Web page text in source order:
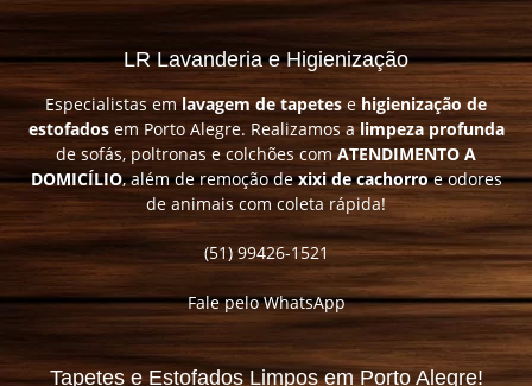
LR Lavanderia e Higienização
Especialistas emlavagem de tapetes e higienização de
estofadosem Porto Alegre. Realizamos alimpeza profunda
de sofás, poltronas e colchões comATENDIMENTO A
DOMICÍLIO, além de remoção dexixi de cachorroe odores
de animais com coleta rápida!
(51) 99426-1521
Fale pelo WhatsApp
Tapetes e Estofados Limpos em Porto Alegre!